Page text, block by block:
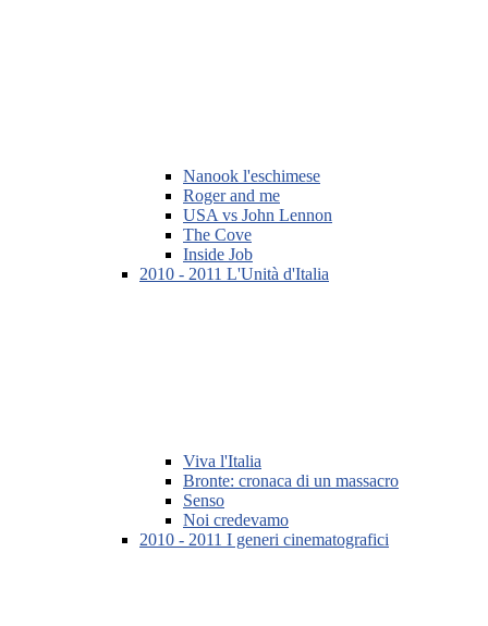
Nanook l'eschimese
Roger and me
USA vs John Lennon
The Cove
Inside Job
2010 - 2011 L'Unità d'Italia
Viva l'Italia
Bronte: cronaca di un massacro
Senso
Noi credevamo
2010 - 2011 I generi cinematografici